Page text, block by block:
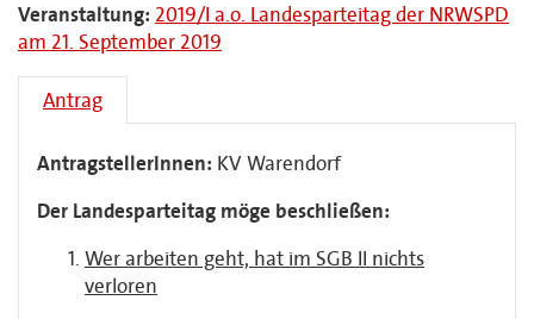
Veranstaltung: 2019/I a.o. Landesparteitag der NRWSPD
am 21. September 2019
Antrag
AntragstellerInnen: KV Warendorf
Der Landesparteitag möge beschließen:
Wer arbeiten geht, hat im SGB II nichts
verloren